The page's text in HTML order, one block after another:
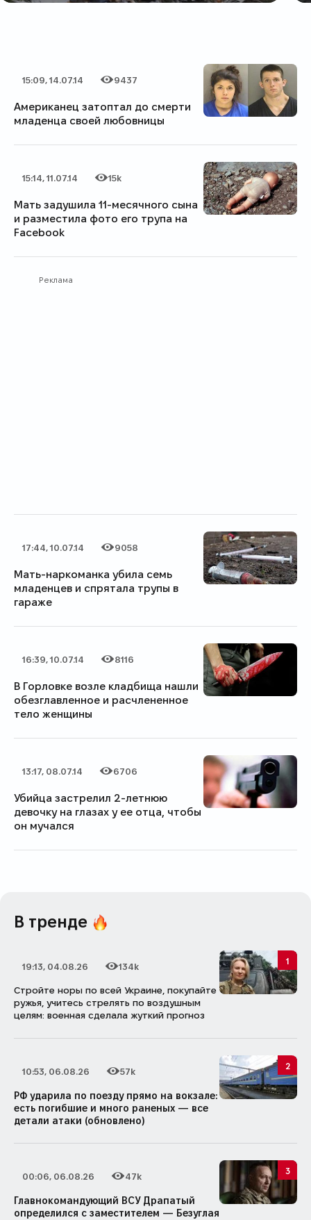
Дата публикации
15:09, 14.07.14
Категория
Количество просмотров
9437
Американец затоптал до смерти
младенца своей любовницы
Дата публикации
15:14, 11.07.14
Категория
Количество просмотров
15k
Мать задушила 11-месячного сына
и разместила фото его трупа на
Facebook
Реклама
Дата публикации
17:44, 10.07.14
Категория
Количество просмотров
9058
Мать-наркоманка убила семь
младенцев и спрятала трупы в
гараже
Дата публикации
16:39, 10.07.14
Категория
Количество просмотров
8116
В Горловке возле кладбища нашли
обезглавленное и расчлененное
тело женщины
Дата публикации
13:17, 08.07.14
Категория
Количество просмотров
6706
Убийца застрелил 2-летнюю
девочку на глазах у ее отца, чтобы
он мучался
В тренде
1
Дата публикации
19:13, 04.08.26
Количество просмотров
134k
Стройте норы по всей Украине, покупайте
ружья, учитесь стрелять по воздушным
целям: военная сделала жуткий прогноз
2
Дата публикации
10:53, 06.08.26
Количество просмотров
57k
РФ ударила по поезду прямо на вокзале:
есть погибшие и много раненых — все
детали атаки (обновлено)
3
Дата публикации
00:06, 06.08.26
Количество просмотров
47k
Главнокомандующий ВСУ Драпатый
определился с заместителем — Безуглая